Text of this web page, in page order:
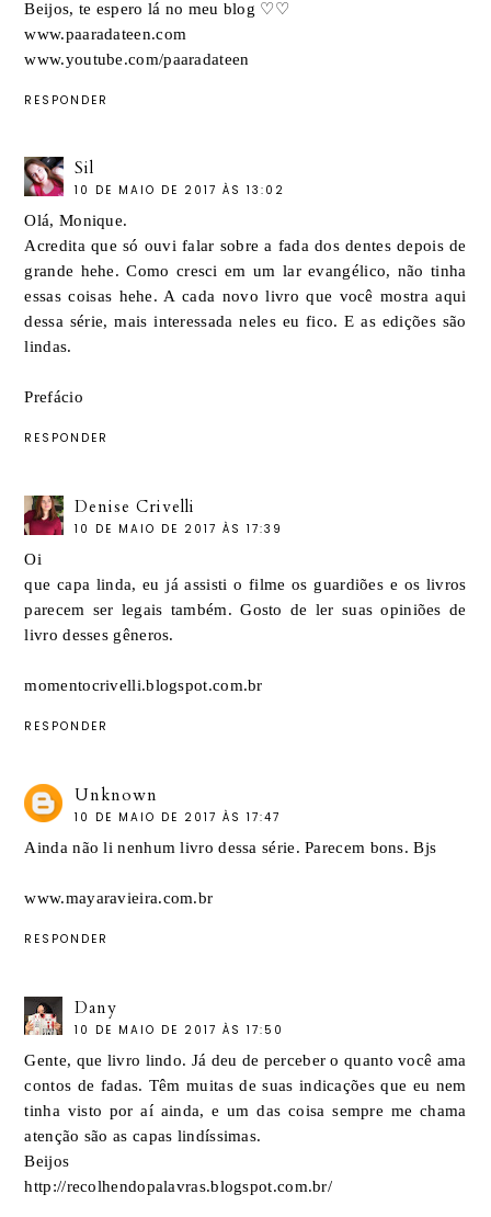
Beijos, te espero lá no meu blog ♡♡
www.paaradateen.com
www.youtube.com/paaradateen
RESPONDER
Sil
10 DE MAIO DE 2017 ÀS 13:02
Olá, Monique.
Acredita que só ouvi falar sobre a fada dos dentes depois de
grande hehe. Como cresci em um lar evangélico, não tinha
essas coisas hehe. A cada novo livro que você mostra aqui
dessa série, mais interessada neles eu fico. E as edições são
lindas.
Prefácio
RESPONDER
Denise Crivelli
10 DE MAIO DE 2017 ÀS 17:39
Oi
que capa linda, eu já assisti o filme os guardiões e os livros
parecem ser legais também. Gosto de ler suas opiniões de
livro desses gêneros.
momentocrivelli.blogspot.com.br
RESPONDER
Unknown
10 DE MAIO DE 2017 ÀS 17:47
Ainda não li nenhum livro dessa série. Parecem bons. Bjs
www.mayaravieira.com.br
RESPONDER
Dany
10 DE MAIO DE 2017 ÀS 17:50
Gente, que livro lindo. Já deu de perceber o quanto você ama
contos de fadas. Têm muitas de suas indicações que eu nem
tinha visto por aí ainda, e um das coisa sempre me chama
atenção são as capas lindíssimas.
Beijos
http://recolhendopalavras.blogspot.com.br/